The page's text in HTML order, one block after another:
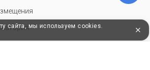
сайта, мы используем cookies.